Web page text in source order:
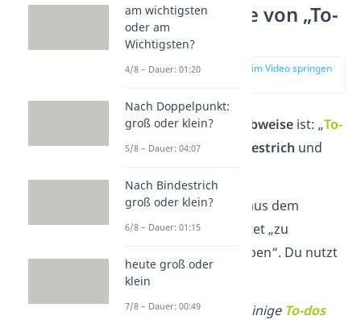
Schreibweise von „To-
dos“
zur Stelle im Video springen
Dierichtige Schreibweise ist: „To-
dos“, also mit Bindestrich und
Das Wort stammt aus dem
Englischen
, bedeutet „zu
erledigende Aufgaben“. Du nutzt
es als
✓Ich muss noch einige To-dos
am wichtigsten
oder am
Wichtigsten?
4/8 – Dauer: 01:20
Nach Doppelpunkt:
groß oder klein?
5/8 – Dauer: 04:07
Nach Bindestrich
groß oder klein?
6/8 – Dauer: 01:15
heute groß oder
klein
7/8 – Dauer: 00:49